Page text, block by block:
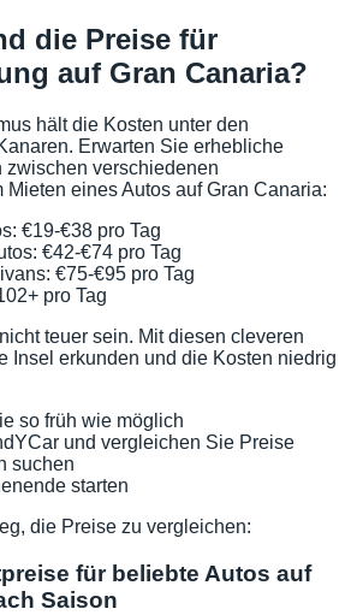
die Preise für
auf Gran Canaria?
hält die Kosten unter den
Erwarten Sie erhebliche
zwischen verschiedenen
Mieten eines Autos auf Gran Canaria:
€19-€38 pro Tag
€42-€74 pro Tag
€75-€95 pro Tag
pro Tag
teuer sein. Mit diesen cleveren
Insel erkunden und die Kosten niedrig
so früh wie möglich
und vergleichen Sie Preise
suchen
starten
die Preise zu vergleichen:
für beliebte Autos auf
Saison